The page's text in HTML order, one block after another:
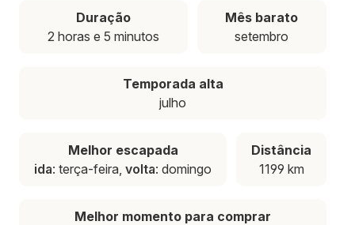
Duração
2 horas e 5 minutos
Mês barato
setembro
Temporada alta
julho
Melhor escapada
ida: terça-feira, volta: domingo
Distância
1199 km
Melhor momento para comprar